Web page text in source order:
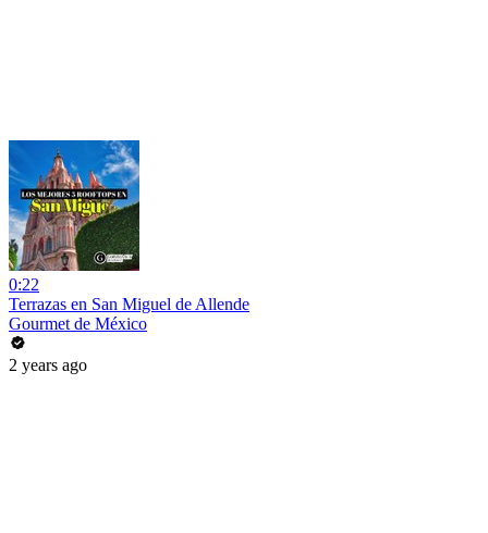
0:22
Terrazas en San Miguel de Allende
Gourmet de México
2 years ago